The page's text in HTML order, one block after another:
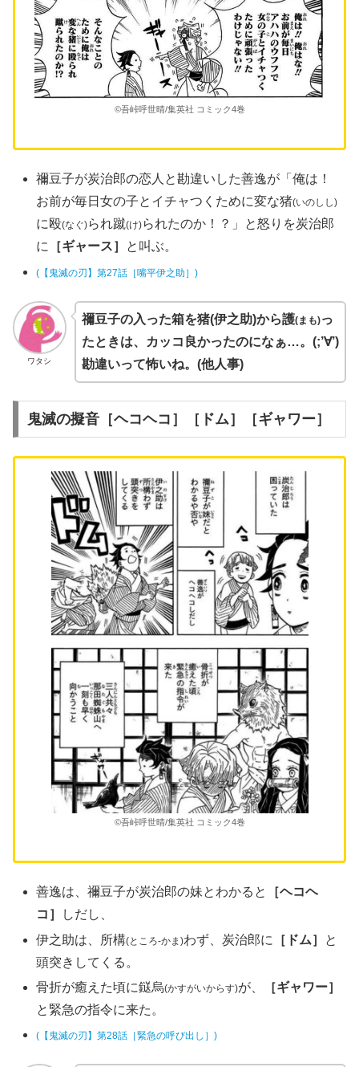
©吾峠呼世晴/集英社 コミック4巻
禰豆子が炭治郎の恋人と勘違いした善逸が「俺は！
お前が毎日女の子とイチャつくために変な猪(いのしし)
に殴(なぐ)られ蹴(け)られたのか！？」と怒りを炭治郎
に
［ギャース］ と叫ぶ。
(【鬼滅の刃】第27話［嘴平伊之助］)
ワタシ
禰豆子の入った箱を猪(伊之助)から護(まも)っ
たときは、カッコ良かったのになぁ…。(;’∀’)
勘違いって怖いね。(他人事)
鬼滅の擬音［ヘコヘコ］［ドム］［ギャワー］
©吾峠呼世晴/集英社 コミック4巻
善逸は、禰豆子が炭治郎の妹とわかると
［ヘコヘ
コ］
しだし、
伊之助は、所構(ところ‐かま)わず、炭治郎に ［ドム］
と
頭突きしてくる。
骨折が癒えた頃に鎹烏(かすがいからす)が、
［ギャワー］
と緊急の指令に来た。
(【鬼滅の刃】第28話［緊急の呼び出し］)